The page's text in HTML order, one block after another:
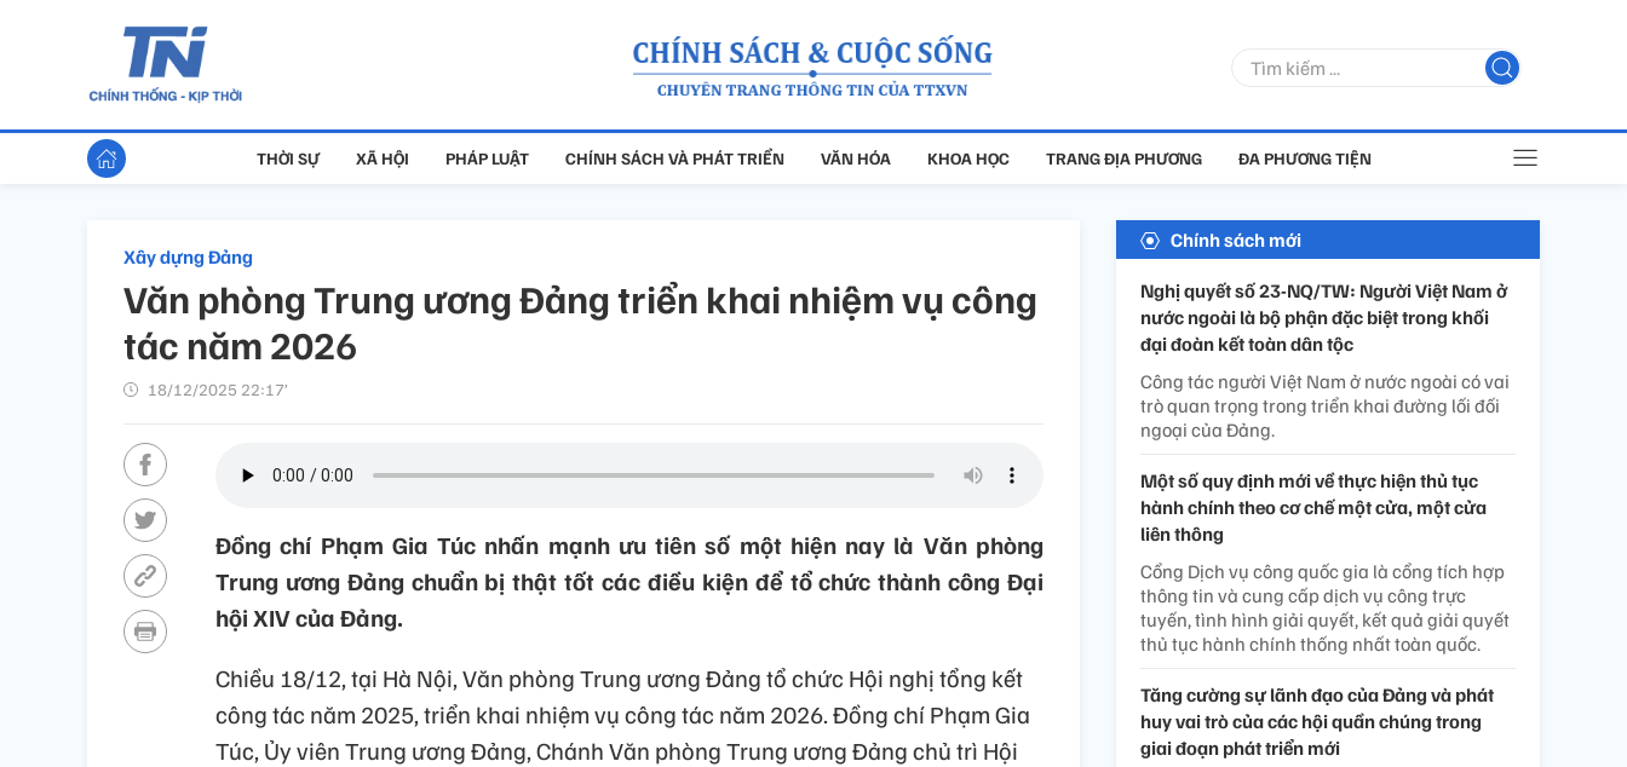
THỜI SỰ XÃ HỘI PHÁP LUẬT CHÍNH SÁCH VÀ PHÁT TRIỂN VĂN HÓA KHOA HỌC TRANG ĐỊA PHƯƠNG ĐA PHƯƠNG TIỆN
Xây dựng Đảng
Văn phòng Trung ương Đảng triển khai nhiệm vụ công
tác năm 2026
18/12/2025 22:17’
Đồng chí Phạm Gia Túc nhấn mạnh ưu tiên số một hiện nay là Văn phòng
Trung ương Đảng chuẩn bị thật tốt các điều kiện để tổ chức thành công Đại
hội XIV của Đảng.
Chiều 18/12, tại Hà Nội, Văn phòng Trung ương Đảng tổ chức Hội nghị tổng kết
công tác năm 2025, triển khai nhiệm vụ công tác năm 2026. Đồng chí Phạm Gia
Túc, Ủy viên Trung ương Đảng, Chánh Văn phòng Trung ương Đảng chủ trì Hội
Chính sách mới
Nghị quyết số 23-NQ/TW: Người Việt Nam ở
nước ngoài là bộ phận đặc biệt trong khối
đại đoàn kết toàn dân tộc
Công tác người Việt Nam ở nước ngoài có vai
trò quan trọng trong triển khai đường lối đối
ngoại của Đảng.
Một số quy định mới về thực hiện thủ tục
hành chính theo cơ chế một cửa, một cửa
liên thông
Cổng Dịch vụ công quốc gia là cổng tích hợp
thông tin và cung cấp dịch vụ công trực
tuyến, tình hình giải quyết, kết quả giải quyết
thủ tục hành chính thống nhất toàn quốc.
Tăng cường sự lãnh đạo của Đảng và phát
huy vai trò của các hội quần chúng trong
giai đoạn phát triển mới